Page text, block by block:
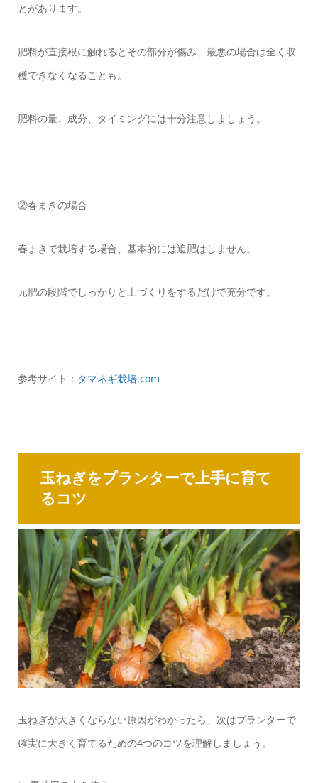
とがあります。
肥料が直接根に触れるとその部分が傷み、最悪の場合は全く収
穫できなくなることも。
肥料の量、成分、タイミングには十分注意しましょう。
②春まきの場合
春まきで栽培する場合、基本的には追肥はしません。
元肥の段階でしっかりと土づくりをするだけで充分です。
参考サイト： タマネギ栽培.com
玉ねぎをプランターで上手に育て
るコツ
玉ねぎが大きくならない原因がわかったら、次はプランターで
確実に大きく育てるための4つのコツを理解しましょう。